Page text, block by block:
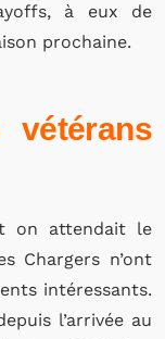
à eux de
prochaine.
on attendait le
Chargers n’ont
intéressants.
l’arrivée au